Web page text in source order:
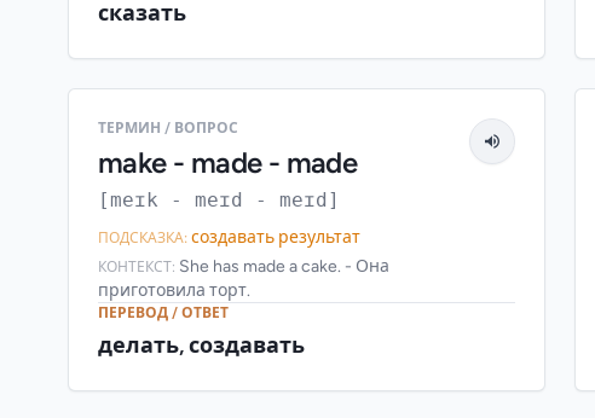
сказать
ТЕРМИН / ВОПРОС
make - made - made
[meɪk - meɪd - meɪd]
ПОДСКАЗКА: создавать результат
КОНТЕКСТ: She has made a cake. - Она
приготовила торт.
ПЕРЕВОД / ОТВЕТ
делать, создавать